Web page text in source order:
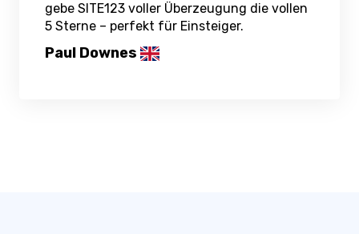
gebe SITE123 voller Überzeugung die vollen
5 Sterne – perfekt für Einsteiger.
Paul Downes